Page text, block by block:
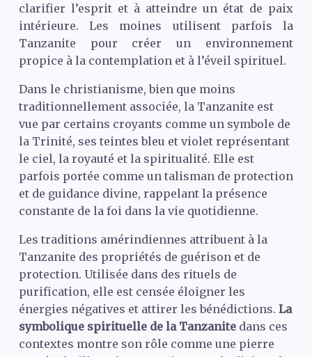
clarifier l’esprit et à atteindre un état de paix
intérieure. Les moines utilisent parfois la
Tanzanite pour créer un environnement
propice à la contemplation et à l’éveil spirituel.
Dans le christianisme, bien que moins
traditionnellement associée, la Tanzanite est
vue par certains croyants comme un symbole de
la Trinité, ses teintes bleu et violet représentant
le ciel, la royauté et la spiritualité. Elle est
parfois portée comme un talisman de protection
et de guidance divine, rappelant la présence
constante de la foi dans la vie quotidienne.
Les traditions amérindiennes attribuent à la
Tanzanite des propriétés de guérison et de
protection. Utilisée dans des rituels de
purification, elle est censée éloigner les
énergies négatives et attirer les bénédictions. La
symbolique spirituelle de la Tanzanitedans ces
contextes montre son rôle comme une pierre